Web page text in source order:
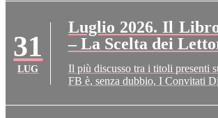
31
LUG
Luglio 2026. Il
– La Scelta dei
Il più discusso tra i titoli presenti
FB è, senza dubbio, I Convitati